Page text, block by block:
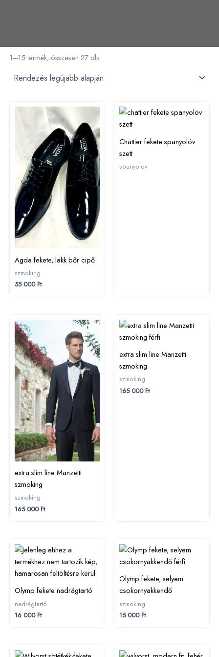
1–15 termék, összesen 27 db
Agda fekete, lakk bőr cipő
szmoking
55 000Ft
Chattier fekete spanyolöv
szett
spanyolöv
extra slim line Manzetti
szmoking
szmoking
165 000Ft
extra slim line Manzetti
szmoking
szmoking
165 000Ft
Olymp fekete nadrágtartó
nadrágtartó
16 000Ft
Olymp fekete, selyem
csokornyakkendő
szmoking
15 000Ft